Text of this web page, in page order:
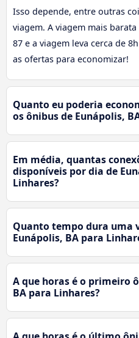
Isso depende, entre outras
viagem. A viagem mais
87 e a viagem leva cerca de
as ofertas para economizar!
Quanto eu poderia
os ônibus de Eunápolis,
Em média, quantas
disponíveis por dia de
Linhares?
Quanto tempo dura uma
Eunápolis, BA para
A que horas é o primeiro
BA para Linhares?